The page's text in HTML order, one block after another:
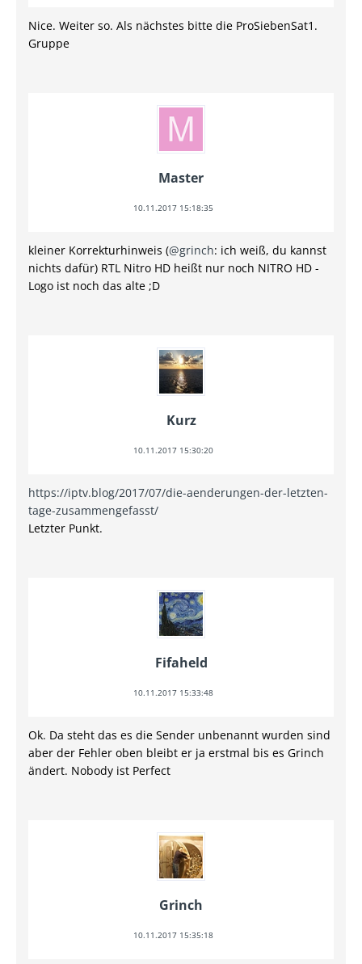
Nice. Weiter so. Als nächstes bitte die ProSiebenSat1.
Gruppe
Master
10.11.2017 15:18:35
kleiner Korrekturhinweis (@grinch: ich weiß, du kannst
nichts dafür) RTL Nitro HD heißt nur noch NITRO HD -
Logo ist noch das alte ;D
Kurz
10.11.2017 15:30:20
https://iptv.blog/2017/07/die-aenderungen-der-letzten-
tage-zusammengefasst/
Letzter Punkt.
Fifaheld
10.11.2017 15:33:48
Ok. Da steht das es die Sender unbenannt wurden sind
aber der Fehler oben bleibt er ja erstmal bis es Grinch
ändert. Nobody ist Perfect
Grinch
10.11.2017 15:35:18